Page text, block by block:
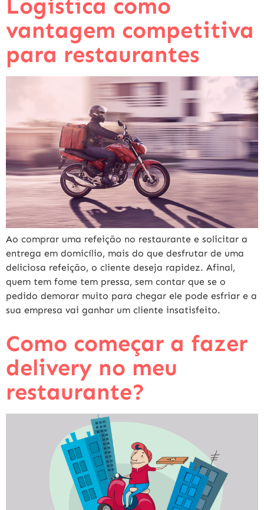
Logística como
vantagem competitiva
para restaurantes
Ao comprar uma refeição no restaurante e solicitar a
entrega em domicílio, mais do que desfrutar de uma
deliciosa refeição, o cliente deseja rapidez. Afinal,
quem tem fome tem pressa, sem contar que se o
pedido demorar muito para chegar ele pode esfriar e a
sua empresa vai ganhar um cliente insatisfeito.
Como começar a fazer
delivery no meu
restaurante?